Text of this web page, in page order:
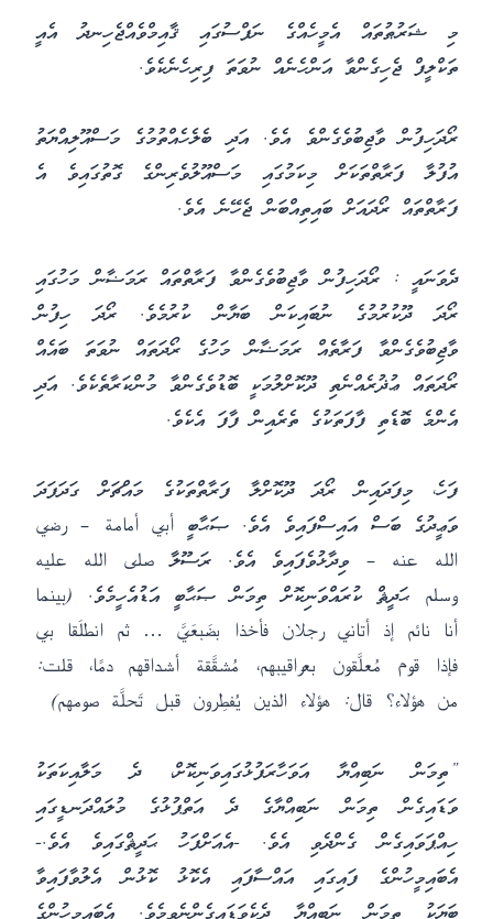
މި ޝަރުޠުތައް އެމީހެއްގެ ނަފްސުގައި ޤާއިމްވެއްޖެހިނދު އެއީ
ތަކްލީފް ޖެހިގެންވާ އަންހެނެއް ނުވަތަ ފިރިހެނެކެވެ.
ރޯދަހިފުން ވާޖިބުވެގެންވެ އެވެ. އަދި ބެލެހެއްތުމުގެ މަސްއޫލިއްޔަތު
އުފުލާ ފަރާތްތަކަށް މިކަމުގައި މަސްއޫލުވެރިންގެ ގޮތުގައިވެ އެ
ފަރާތްތައް ރޯދައަށް ބައިތިއްބަން ޖެހޭނެ އެވެ.
ދެވަނައީ : ރޯދަހިފުން ވާޖިބުވެގެންވާ ފަރާތްތައް ރަމަޟާން މަހުގައި
ރޯދަ ދޫކުރުމުގެ ނުބައިކަން ބަޔާން ކުރުމެވެ. ރޯދަ ހިފުން
ވާޖިބުވެގެންވާ ފަރާތެއް ރަމަޟާން މަހުގެ ރޯދަތައް ނުވަތަ ބައެއް
ރޯދަތައް ޢުޛުރެއްނެތި ދޫކޮށްލުމަކީ ބޮޑުވެގެންވާ މުންކަރާތެކެވެ. އަދި
އެންމެ ބޮޑެތި ފާފަތަކުގެ ތެރެއިން ފާފަ އެކެވެ.
ފަހެ، މިފަދައިން ރޯދަ ދޫކޮށްލާ ފަރާތްތަކުގެ މައްޗަށް ގަދަފަދަ
ވަޢީދުގެ ބަސް އައިސްފައިވެ އެވެ. ޞަޙާބީ أبي أمامة – رضي
الله عنه – ވިދާޅުވެފައިވެ އެވެ. ރަސޫލާ صلى الله عليه
وسلم ޙަދީޘް ކުރައްވަނިކޮށް ތިމަން ޞަޙާބީ އަޑުއެހީމެވެ. (بينما
أنا نائم إذ أتاني رجلان فأخذا بضَبعَيَّ … ثم انطلَقا بي
فإذا قوم مُعلَّقون بعراقيبهم، مُشقَّقة أشداقهم دمًا، قلت:
من هؤلاء؟ قال: هؤلاء الذين يُفطِرون قبل تَحلَّة صومهم)
”ތިމަން ނަބިއްޔާ އަވަހާރަފުޅުގައިވަނިކޮށް، ދެ މަލާއިކަތަކު
ވަޑައިގެން ތިމަން ނަބިއްޔާގެ ދެ އަތްޕުޅުގެ މުލައްދަނޑީގައި
ހިއްޕަވައިގެން ގެންދެވި އެވެ. -އެއަށްފަހު ޙަދީޘްގައިވެ އެވެ.-
އެބައިމީހުންގެ ފައިގައި އައްސާފައި އެކޮޅު ކޮޅުން އެލުވާފައިވާ